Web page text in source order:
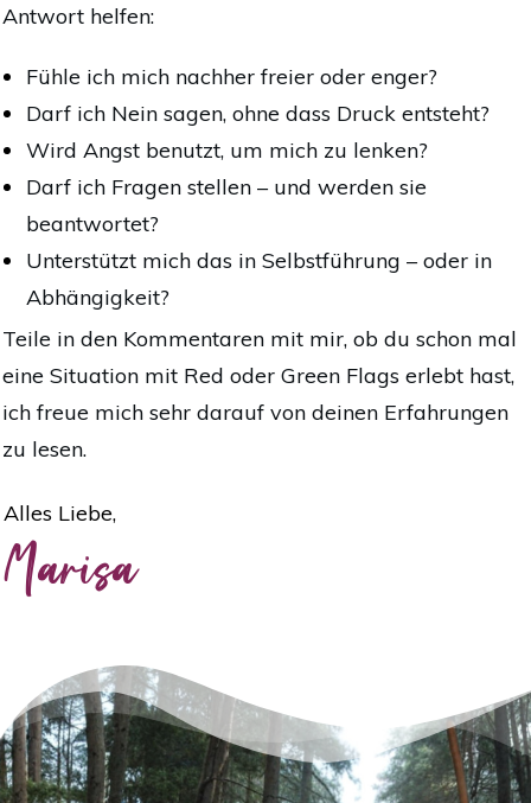
Antwort helfen:
Fühle ich mich nachher freier oder enger?
Darf ich Nein sagen, ohne dass Druck entsteht?
Wird Angst benutzt, um mich zu lenken?
Darf ich Fragen stellen – und werden sie
beantwortet?
Unterstützt mich das in Selbstführung – oder in
Abhängigkeit?
Teile in den Kommentaren mit mir, ob du schon mal
eine Situation mit Red oder Green Flags erlebt hast,
ich freue mich sehr darauf von deinen Erfahrungen
zu lesen.
Alles Liebe,
Marisa